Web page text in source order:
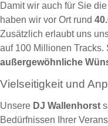
Damit wir auch für Sie
haben wir vor Ort rund
Zusätzlich erlaubt uns
auf 100 Millionen Tracks.
außergewöhnliche
Vielseitigkeit und
Unsere DJ Wallenhorst
Bedürfnissen Ihrer